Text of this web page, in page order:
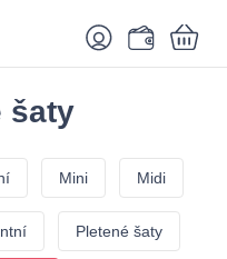
šaty
Mini Midi
Pletené šaty